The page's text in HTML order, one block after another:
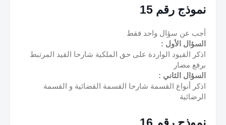
نموذج رقم 15
أجب عن سؤال واحد فقط
السؤال الأول :
برفع مضار
السؤال الثاني :
الرضائية